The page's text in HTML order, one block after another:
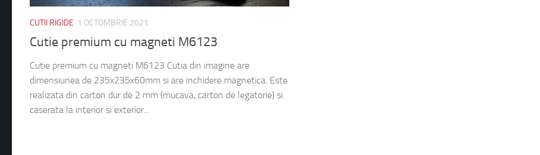
CUTII RIGIDE 1 OCTOMBRIE 2021
Cutie premium cu magneti M6123
Cutie premium cu magneti M6123 Cutia din imagine are
dimensiunea de 235x235x60mm si are inchidere magnetica. Este
realizata din carton dur de 2 mm (mucava, carton de legatorie) si
caserata la interior si exterior...